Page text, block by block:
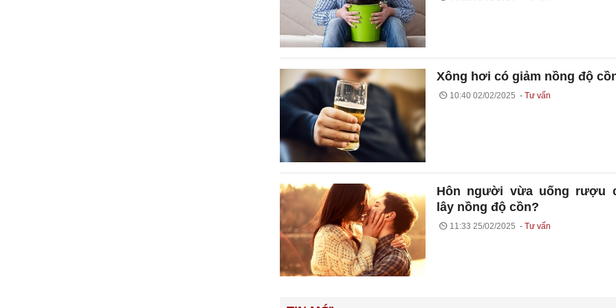
Xông hơi có giảm nồng độ
10:40 02/02/2025 Tư vấn
Hôn người vừa uống rượu
lây nồng độ cồn?
11:33 25/02/2025 Tư vấn